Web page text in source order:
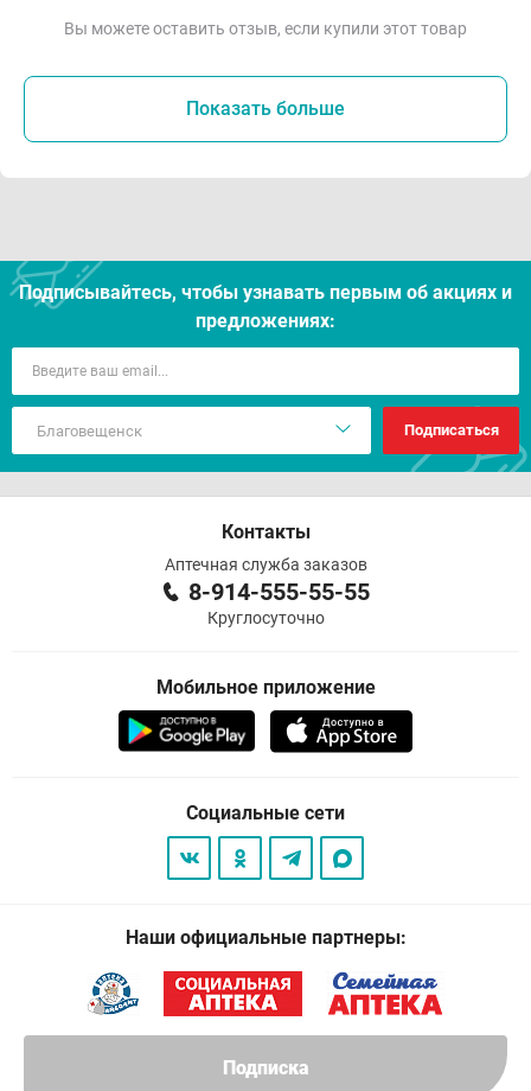
Подписка
Вы можете оставить отзыв, если купили этот товар
Показать больше
Подписывайтесь, чтобы узнавать первым об акцияx и
предложениях:
Подписаться
Контакты
Аптечная служба заказов
8-914-555-55-55
Круглосуточно
Мобильное приложение
Социальные сети
Наши официальные партнеры: